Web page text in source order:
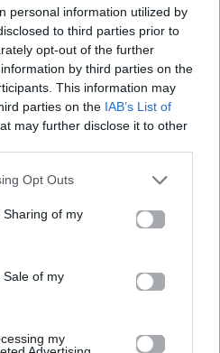
personal information utilized by
to third parties prior to
opt-out of the further
by third parties on the
This information may
parties on the IAB’s List of
may further disclose it to other
Opt Outs
of my
of my
my
το
στο Google
στο MSN
το άρθρο